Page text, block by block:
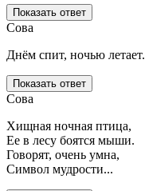
Показать ответ
Сова
Днём спит, ночью летает.
Показать ответ
Сова
Хищная ночная птица,
Ее в лесу боятся мыши.
Говорят, очень умна,
Символ мудрости...